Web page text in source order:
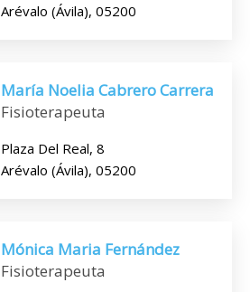
Arévalo (Ávila), 05200
María Noelia Cabrero Carrera
Fisioterapeuta
Plaza Del Real, 8
Arévalo (Ávila), 05200
Mónica Maria Fernández
Fisioterapeuta